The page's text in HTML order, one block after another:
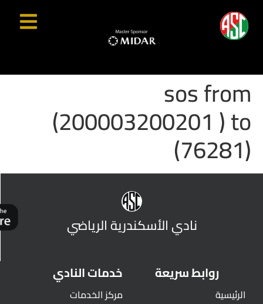
sos from
(200003200201 ) to
(76281)
نادي الأسكندرية الرياضي
روابط سريعة
الرئيسية
خدمات النادي
مركز الخدمات